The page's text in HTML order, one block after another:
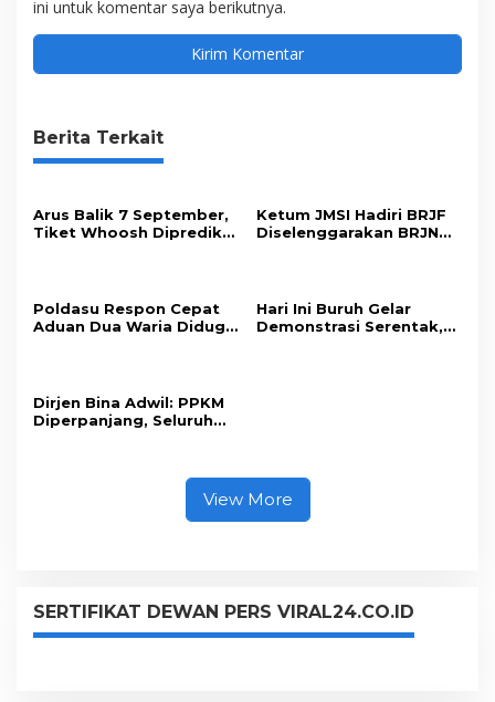
ini untuk komentar saya berikutnya.
Berita Terkait
Arus Balik 7 September,
Tiket Whoosh Diprediksi
Ketum JMSI Hadiri BRJF
Diselenggarakan BRJN
Poldasu Respon Cepat
Aduan Dua Waria Diduga
Hari Ini Buruh Gelar
Demonstrasi Serentak,
Dirjen Bina Adwil: PPKM
Diperpanjang, Seluruh
View More
SERTIFIKAT DEWAN PERS VIRAL24.CO.ID